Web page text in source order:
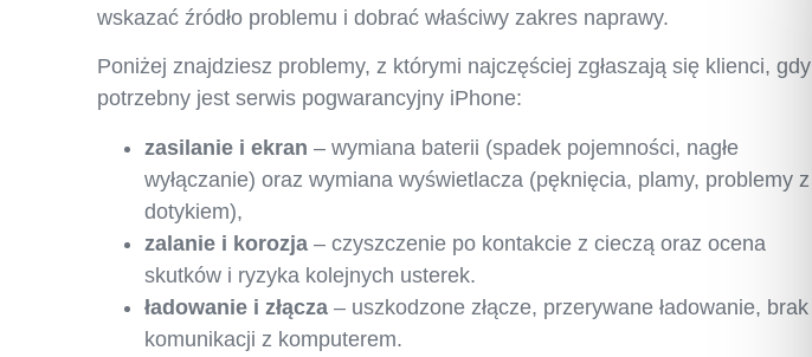
wskazać źródło problemu i dobrać właściwy zakres naprawy.
Poniżej znajdziesz problemy, z którymi najczęściej zgłaszają się klienci, gdy
potrzebny jest serwis pogwarancyjny iPhone:
zasilanie i ekran – wymiana baterii (spadek pojemności, nagłe
wyłączanie) oraz wymiana wyświetlacza (pęknięcia, plamy, problemy z
dotykiem),
zalanie i korozja – czyszczenie po kontakcie z cieczą oraz ocena
skutków i ryzyka kolejnych usterek.
ładowanie i złącza – uszkodzone złącze, przerywane ładowanie, brak
komunikacji z komputerem.